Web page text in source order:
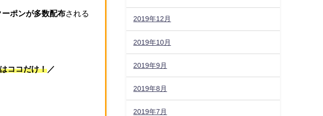
ーポンが多数配布される
ココだけ！ ／
2019年12月
2019年10月
2019年9月
2019年8月
2019年7月